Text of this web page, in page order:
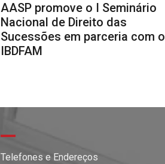
AASP promove o I Seminário
Nacional de Direito das
Sucessões em parceria com o
IBDFAM
Telefones e Endereços